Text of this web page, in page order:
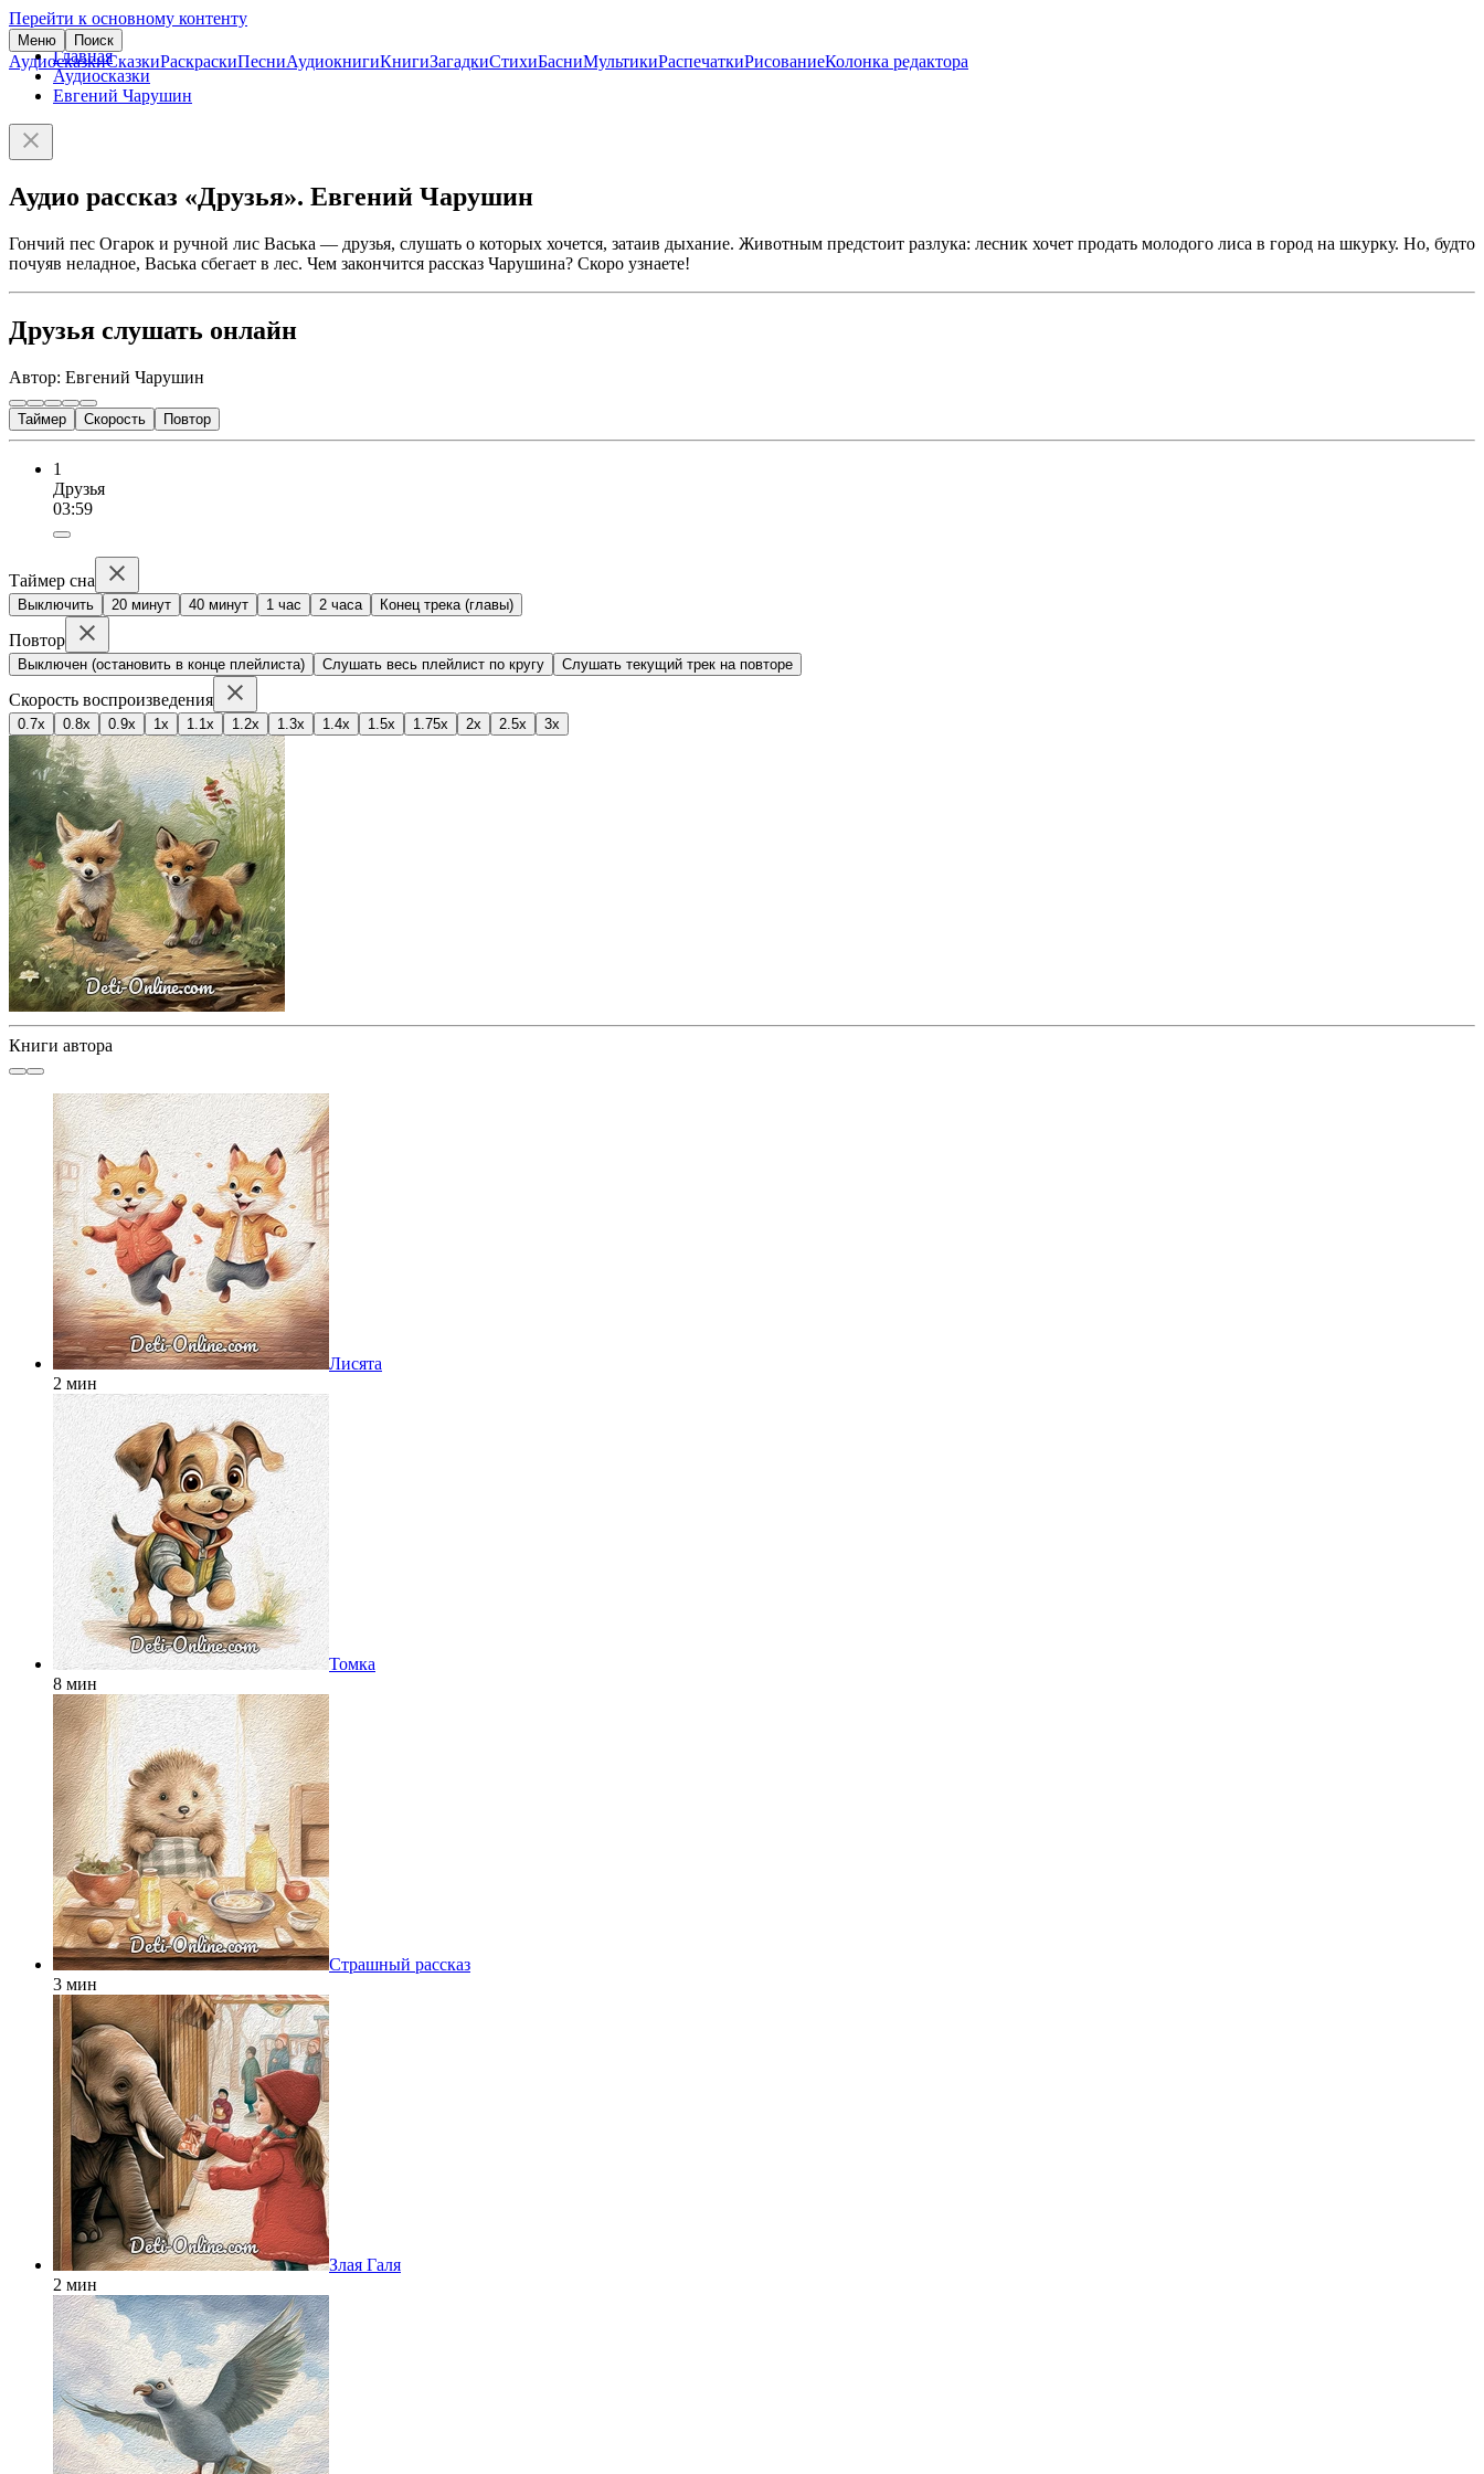
Перейти к основному контенту
Меню Поиск
АудиосказкиСказкиРаскраскиПесниАудиокнигиКнигиЗагадкиСтихиБасниМультикиРаспечаткиРисованиеКолонка редактора
Главная
Аудиосказки
Евгений Чарушин
Аудио рассказ «Друзья». Евгений Чарушин
Гончий пес Огарок и ручной лис Васька — друзья, слушать о которых хочется, затаив дыхание. Животным предстоит разлука: лесник хочет продать молодого лиса в город на шкурку. Но, будто
почуяв неладное, Васька сбегает в лес. Чем закончится рассказ Чарушина? Скоро узнаете!
Друзья слушать онлайн
Автор: Евгений Чарушин
Таймер Скорость Повтор
1
Друзья
03:59
Таймер сна
Выключить 20 минут 40 минут 1 час 2 часа Конец трека (главы)
Повтор
Выключен (остановить в конце плейлиста) Слушать весь плейлист по кругу Слушать текущий трек на повторе
Скорость воспроизведения
0.7x 0.8x 0.9x 1x 1.1x 1.2x 1.3x 1.4x 1.5x 1.75x 2x 2.5x 3x
Книги автора
Лисята
2 мин
Томка
8 мин
Страшный рассказ
3 мин
Злая Галя
2 мин